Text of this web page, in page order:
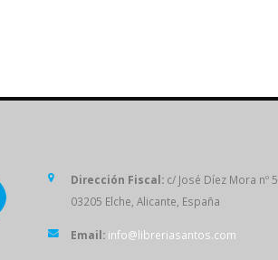
Dirección Fiscal: c/ José Díez Mora nº 5,
03205 Elche, Alicante, España
Email: info@libreriasantos.com